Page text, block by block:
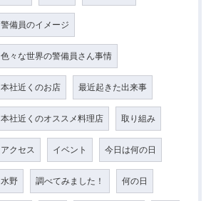
警備員のイメージ
色々な世界の警備員さん事情
本社近くのお店 最近起きた出来事
本社近くのオススメ料理店 取り組み
アクセス イベント 今日は何の日
水野 調べてみました！ 何の日